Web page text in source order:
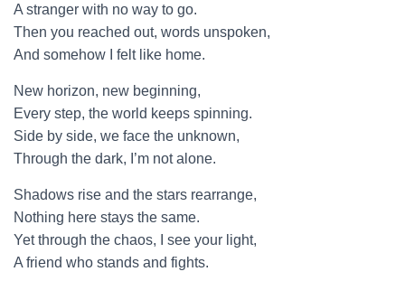
A stranger with no way to go.
Then you reached out, words unspoken,
And somehow I felt like home.
New horizon, new beginning,
Every step, the world keeps spinning.
Side by side, we face the unknown,
Through the dark, I’m not alone.
Shadows rise and the stars rearrange,
Nothing here stays the same.
Yet through the chaos, I see your light,
A friend who stands and fights.